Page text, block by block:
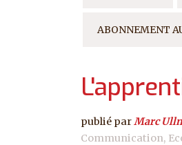
ABONNEMENT
publié par Marc
Communication